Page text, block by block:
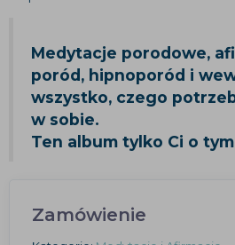
Medytacje porodowe,
poród, hipnoporód i
wszystko, czego
w sobie.
Ten album tylko Ci o
Zamówienie